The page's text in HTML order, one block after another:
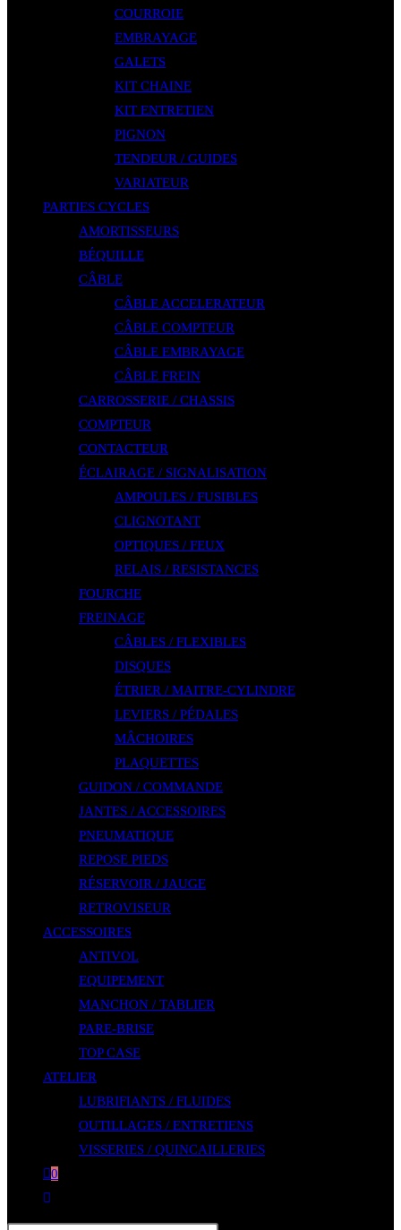
COURROIE
EMBRAYAGE
GALETS
KIT CHAINE
KIT ENTRETIEN
PIGNON
TENDEUR / GUIDES
VARIATEUR
PARTIES CYCLES
AMORTISSEURS
BÉQUILLE
CÂBLE
CÂBLE ACCELERATEUR
CÂBLE COMPTEUR
CÂBLE EMBRAYAGE
CÂBLE FREIN
CARROSSERIE / CHASSIS
COMPTEUR
CONTACTEUR
ÉCLAIRAGE / SIGNALISATION
AMPOULES / FUSIBLES
CLIGNOTANT
OPTIQUES / FEUX
RELAIS / RESISTANCES
FOURCHE
FREINAGE
CÂBLES / FLEXIBLES
DISQUES
ÉTRIER / MAITRE-CYLINDRE
LEVIERS / PÉDALES
MÂCHOIRES
PLAQUETTES
GUIDON / COMMANDE
JANTES / ACCESSOIRES
PNEUMATIQUE
REPOSE PIEDS
RÉSERVOIR / JAUGE
RETROVISEUR
ACCESSOIRES
ANTIVOL
EQUIPEMENT
MANCHON / TABLIER
PARE-BRISE
TOP CASE
ATELIER
LUBRIFIANTS / FLUIDES
OUTILLAGES / ENTRETIENS
VISSERIES / QUINCAILLERIES
0
Toggle
website